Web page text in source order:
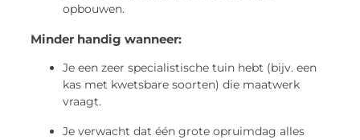
opbouwen.
Minder handig wanneer:
Je een zeer specialistische tuin hebt (bijv. een
kas met kwetsbare soorten) die maatwerk
vraagt.
Je verwacht dat één grote opruimdag alles